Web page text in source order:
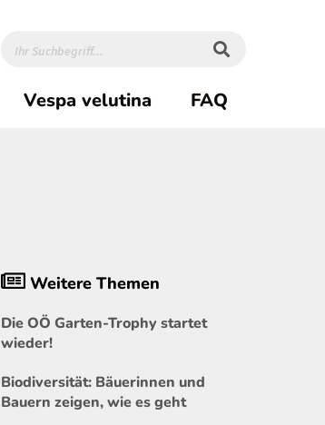
Vespa velutina FAQ
Weitere Themen
Die OÖ Garten-Trophy startet
wieder!
Biodiversität: Bäuerinnen und
Bauern zeigen, wie es geht